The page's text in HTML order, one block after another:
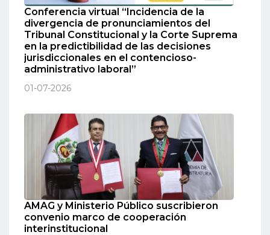
Conferencia virtual “Incidencia de la
divergencia de pronunciamientos del
Tribunal Constitucional y la Corte Suprema
en la predictibilidad de las decisiones
jurisdiccionales en el contencioso-
administrativo laboral”
01-07-2026
AMAG y Ministerio Público suscribieron
convenio marco de cooperación
interinstitucional